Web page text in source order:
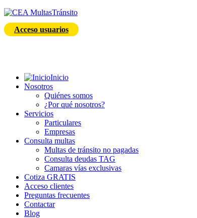
Acceso usuarios
Inicio
Nosotros
Quiénes somos
¿Por qué nosotros?
Servicios
Particulares
Empresas
Consulta multas
Multas de tránsito no pagadas
Consulta deudas TAG
Camaras vías exclusivas
Cotiza GRATIS
Acceso clientes
Preguntas frecuentes
Contactar
Blog